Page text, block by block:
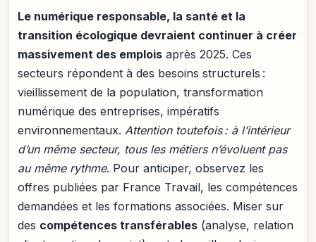
Le numérique responsable, la santé et la
transition écologique devraient continuer à créer
massivement des emplois après 2025. Ces
secteurs répondent à des besoins structurels :
vieillissement de la population, transformation
numérique des entreprises, impératifs
environnementaux. Attention toutefois : à l’intérieur
d’un même secteur, tous les métiers n’évoluent pas
au même rythme. Pour anticiper, observez les
offres publiées par France Travail, les compétences
demandées et les formations associées. Miser sur
des compétences transférables (analyse, relation